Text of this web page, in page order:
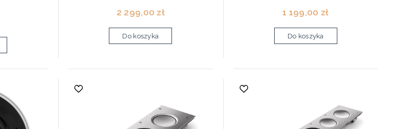
2 299,00 zł
Do koszyka
1 199,00 zł
Do koszyka